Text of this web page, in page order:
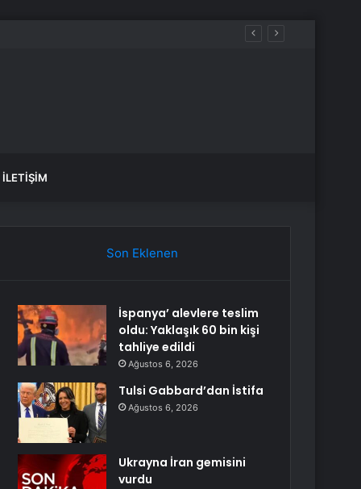
İLETIŞIM
Son Eklenen
İspanya’ alevlere teslim
oldu: Yaklaşık 60 bin kişi
tahliye edildi
Ağustos 6, 2026
Tulsi Gabbard’dan İstifa
Ağustos 6, 2026
Ukrayna İran gemisini
vurdu